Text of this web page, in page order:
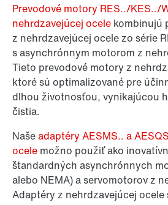
Prevodové motory RES../KES../
nehrdzavejúcej ocele kombinujú
z nehrdzavejúcej ocele zo série
s asynchrónnym motorom z
Tieto prevodové motory z
ktoré sú optimalizované pre
dlhou životnosťou, vynikajúcou
čistia.
Našeadaptéry AESMS.. a
ocele možno použiť ako
štandardných asynchrónnych
alebo NEMA) a servomotorov z
Adaptéry z nehrdzavejúcej